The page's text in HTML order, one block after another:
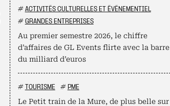
# ACTIVITÉS CULTURELLES ET ÉVÉNEMENTIEL
# GRANDES ENTREPRISES
Au premier semestre 2026, le chiffre
d’affaires de GL Events flirte avec la barre
du milliard d’euros
# TOURISME # PME
Le Petit train de la Mure, de plus belle sur